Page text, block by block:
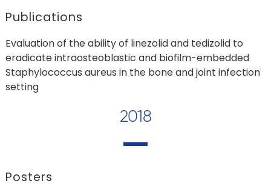
Publications
Evaluation of the ability of linezolid and tedizolid to
eradicate intraosteoblastic and biofilm-embedded
Staphylococcus aureus in the bone and joint infection
setting
2018
Posters